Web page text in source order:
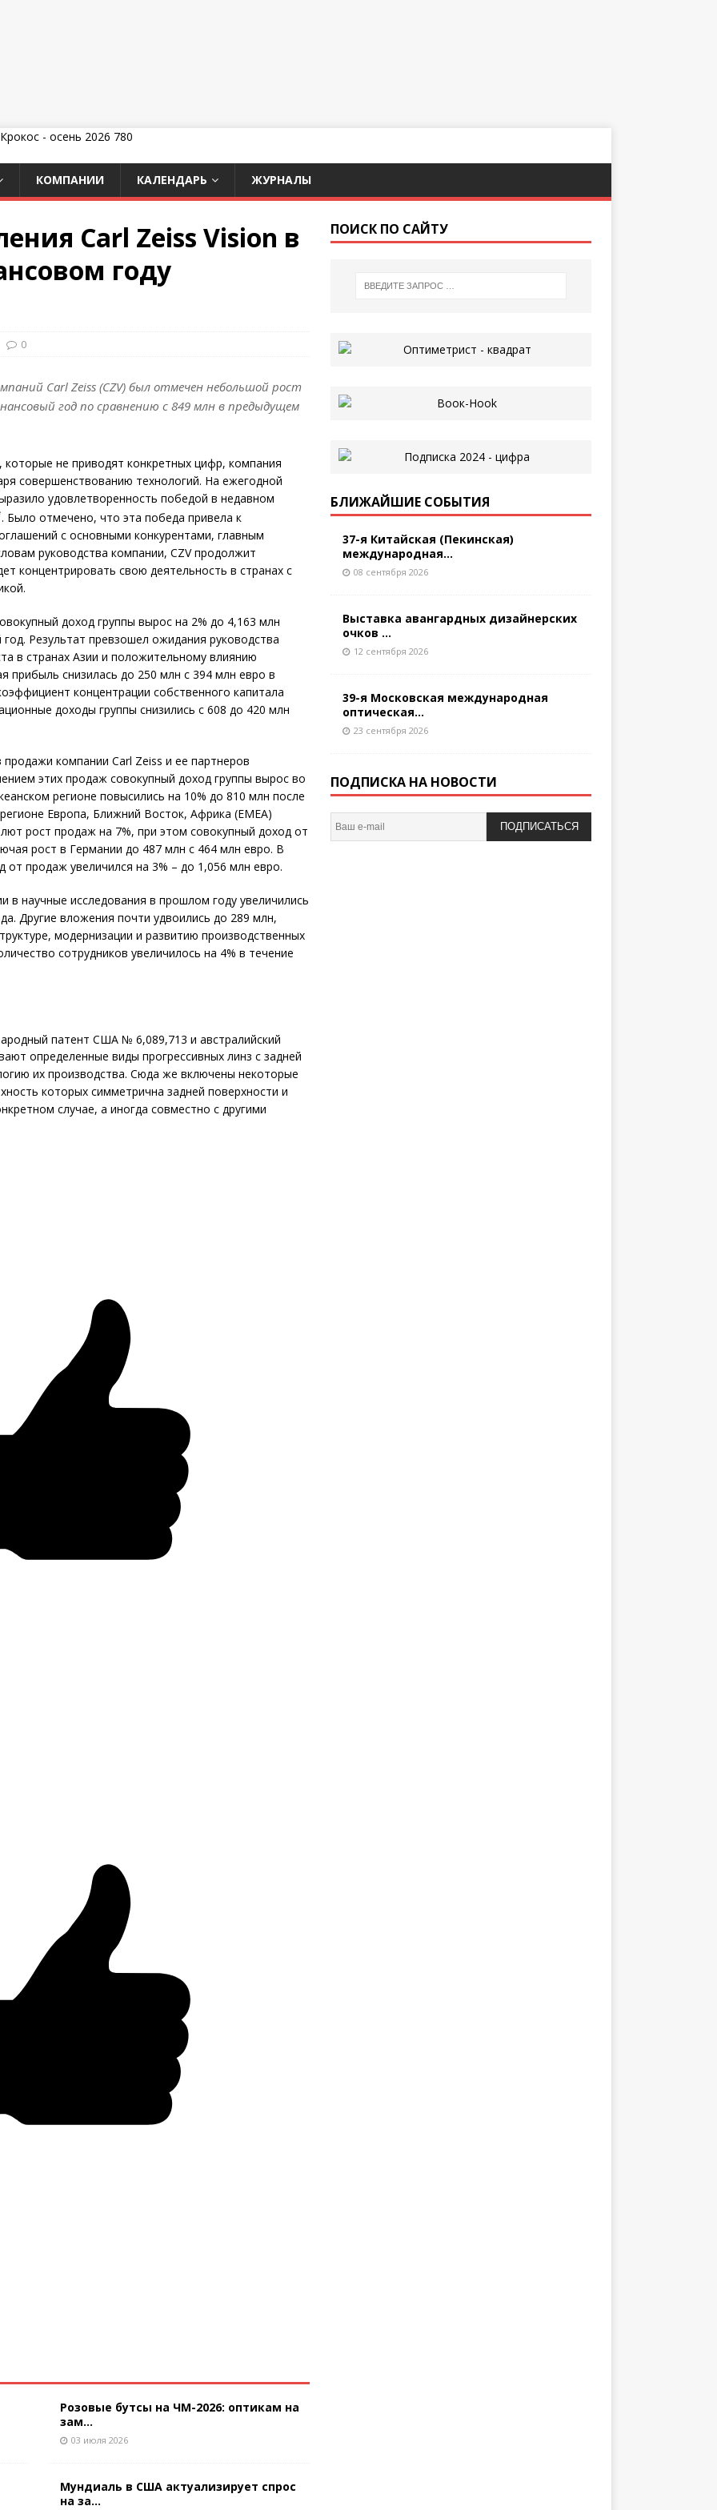
КОМПАНИИ КАЛЕНДАРЬ ЖУРНАЛЫ
Carl Zeiss Vision в
году
0
Carl Zeiss (CZV) был отмечен небольшой рост
год по сравнению с 849 млн в предыдущем
которые не приводят конкретных цифр, компания
совершенствованию технологий. На ежегодной
удовлетворенность победой в недавном
. Было отмечено, что эта победа привела к
с основными конкурентами, главным
руководства компании, CZV продолжит
концентрировать свою деятельность в странах с
доход группы вырос на 2% до 4,163 млн
Результат превзошел ожидания руководства
в странах Азии и положительному влиянию
прибыль снизилась до 250 млн с 394 млн евро в
концентрации собственного капитала
доходы группы снизились с 608 до 420 млн
компании Carl Zeiss и ее партнеров
этих продаж совокупный доход группы вырос во
регионе повысились на 10% до 810 млн после
Европа, Ближний Восток, Африка (EMEA)
рост продаж на 7%, при этом совокупный доход от
рост в Германии до 487 млн с 464 млн евро. В
продаж увеличился на 3% – до 1,056 млн евро.
в научные исследования в прошлом году увеличились
Другие вложения почти удвоились до 289 млн,
модернизации и развитию производственных
сотрудников увеличилось на 4% в течение
патент США № 6,089,713 и австралийский
определенные виды прогрессивных линз с задней
их производства. Сюда же включены некоторые
которых симметрична задней поверхности и
случае, а иногда совместно с другими
Розовые бутсы на ЧМ-2026: оптикам на
зам...
03 июля 2026
Мундиаль в США актуализирует спрос
на за...
ПОИСК ПО САЙТУ
БЛИЖАЙШИЕ СОБЫТИЯ
37-я Китайская (Пекинская)
международная...
08 сентября 2026
Выставка авангардных дизайнерских
очков ...
12 сентября 2026
39-я Московская международная
оптическая...
23 сентября 2026
ПОДПИСКА НА НОВОСТИ
ПОДПИСАТЬСЯ